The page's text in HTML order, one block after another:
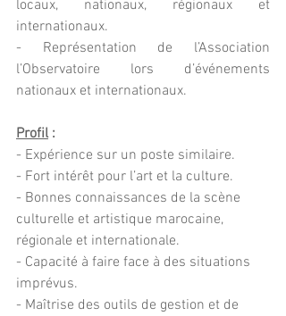
locaux, nationaux, régionaux et
internationaux.
- Représentation de l’Association
l’Observatoire lors d’événements
nationaux et internationaux.
Profil :
- Expérience sur un poste similaire.
- Fort intérêt pour l’art et la culture.
- Bonnes connaissances de la scène
culturelle et artistique marocaine,
régionale et internationale.
- Capacité à faire face à des situations
imprévus.
- Maîtrise des outils de gestion et de